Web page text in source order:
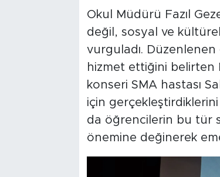
Okul Müdürü Fazıl
değil, sosyal ve
vurguladı.
hizmet ettiğini belirten
konseri SMA hastası
için
da öğrencilerin bu tür
önemine değinerek